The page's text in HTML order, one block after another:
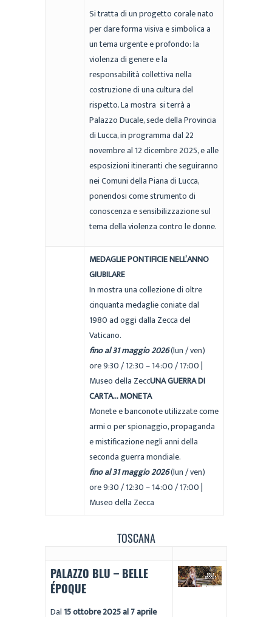
Si tratta di un progetto corale nato
per dare forma visiva e simbolica a
un tema urgente e profondo: la
violenza di genere e la
responsabilità collettiva nella
costruzione di una cultura del
rispetto. La mostra si terrà a
Palazzo Ducale, sede della Provincia
di Lucca, in programma dal 22
novembre al 12 dicembre 2025, e alle
esposizioni itineranti che seguiranno
nei Comuni della Piana di Lucca,
ponendosi come strumento di
conoscenza e sensibilizzazione sul
tema della violenza contro le donne.
MEDAGLIE PONTIFICIE NELL’ANNO
GIUBILARE
In mostra una collezione di oltre
cinquanta medaglie coniate dal
1980 ad oggi dalla Zecca del
Vaticano.
fino al 31 maggio 2026(lun / ven)
ore 9:30 / 12:30 – 14:00 / 17:00 |
Museo della ZeccUNA GUERRA DI
CARTA… MONETA
Monete e banconote utilizzate come
armi o per spionaggio, propaganda
e mistificazione negli anni della
seconda guerra mondiale.
fino al 31 maggio 2026(lun / ven)
ore 9:30 / 12:30 – 14:00 / 17:00 |
Museo della Zecca
TOSCANA
PALAZZO BLU – BELLE
ÉPOQUE
Dal 15 ottobre 2025 al 7 aprile